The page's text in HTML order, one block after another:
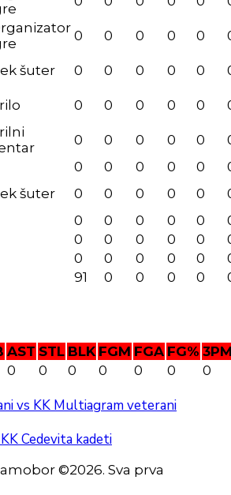
0 0 0 0 0
šuter 0 0 0 0 0
0 0 0 0 0
0 0 0 0 0
0 0 0 0 0
šuter 0 0 0 0 0
0 0 0 0 0
0 0 0 0 0
0 0 0 0 0
91 0 0 0 0
AST STL BLK FGM FGA FG%
0 0 0 0 0 0
0
vs KK Multiagram veterani
Cedevita kadeti
©2026. Sva prva